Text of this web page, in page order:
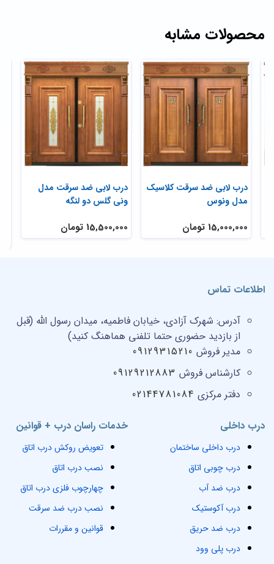
محصولات مشابه
درب لابی ضد سرقت مدل
ونی گلس دو لنگه
15,500,000 تومان
درب لابی ضد سرقت کلاسیک
مدل ونوس
15,000,000 تومان
خدمات راسان درب + قوانین
تعویض روکش درب اتاق
نصب درب اتاق
چهارچوب فلزی درب اتاق
نصب درب ضد سرقت
قوانین و مقررات
درب داخلی
درب داخلی ساختمان
درب چوبی اتاق
درب ضد آب
درب آکوستیک
درب ضد حریق
درب پلی وود
اطلاعات تماس
آدرس: شهرک آزادی، خیابان فاطمیه، میدان رسول الله (قبل
از بازدید حضوری حتما تلفنی هماهنگ کنید)
مدیر فروش 09129315210
کارشناس فروش 09129212883
دفتر مرکزی 02144781084